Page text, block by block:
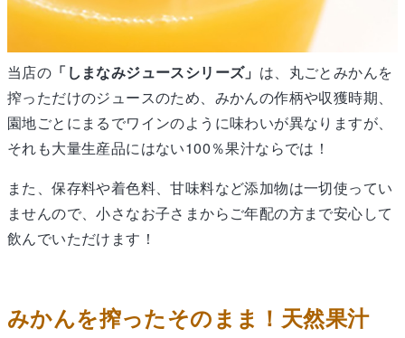
当店の 「しまなみジュースシリーズ」 は、丸ごとみかんを
搾っただけのジュースのため、みかんの作柄や収獲時期、
園地ごとにまるでワインのように味わいが異なりますが、
それも大量生産品にはない100％果汁ならでは！
また、保存料や着色料、甘味料など添加物は一切使ってい
ませんので、小さなお子さまからご年配の方まで安心して
飲んでいただけます！
みかんを搾ったそのまま！天然果汁